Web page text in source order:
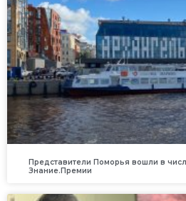
Представители Поморья вошли в
Знание.Премии